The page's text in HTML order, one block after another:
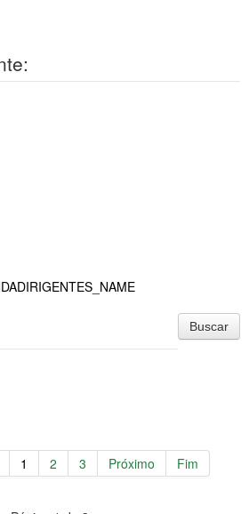
Buscar
1 2 3 Próximo Fim